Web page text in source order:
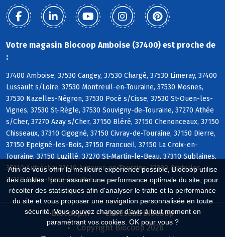
Afin de vous offrir la meilleure expérience possible, Biocoop utilise
des cookies : pour assurer une performance optimale du site, pour
récolter des statistiques afin d'analyser le trafic et la performance
du site et vous proposer une navigation personnalisée en toute
sécurité. Vous pouvez changer d'avis à tout moment en
paramétrant vos cookies. OK pour vous ?
Votre magasin Biocoop Amboise (37400) est proche de
:
37400 Amboise, 37530 Cangey, 37530 Chargé, 37530 Limeray, 37400
Lussault s/Loire, 37530 Montreuil-en-Touraine, 37530 Mosnes,
37530 Nazelles-Négron, 37530 Pocé s/Cisse, 37530 St-Ouen-les-
Vignes, 37530 St-Règle, 37530 Souvigny-de-Touraine, 37270 Athée
s/Cher, 37270 Azay s/Cher, 37150 Bléré, 37150 Chenonceaux, 37150
Chisseaux, 37310 Cigogné, 37150 Civray-de-Touraine, 37150 Dierre,
37150 Epeigné-les-Bois, 37150 Francueil, 37150 La Croix-en-
Touraine, 37150 Luzillé, 37270 St-Martin-le-Beau, 37310 Sublaines,
37110 Autrèche, 37110 Auzouer-en-Touraine, 37380 Crotelles,
37110 Dame-Marie-les-Bois
Biocoop.fr
Le réseau Biocoop
Copyright Biocoop 2026